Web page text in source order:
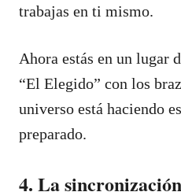
trabajas en ti mismo.
Ahora estás en un lugar
“El Elegido” con los
universo está haciendo
preparado.
4. La